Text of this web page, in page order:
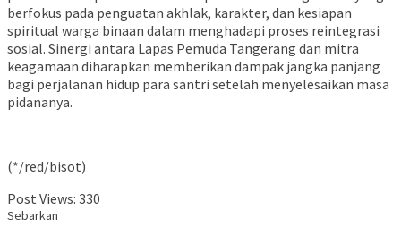
berfokus pada penguatan akhlak, karakter, dan kesiapan
spiritual warga binaan dalam menghadapi proses reintegrasi
sosial. Sinergi antara Lapas Pemuda Tangerang dan mitra
keagamaan diharapkan memberikan dampak jangka panjang
bagi perjalanan hidup para santri setelah menyelesaikan masa
pidananya.
(*/red/bisot)
Post Views: 330
Sebarkan